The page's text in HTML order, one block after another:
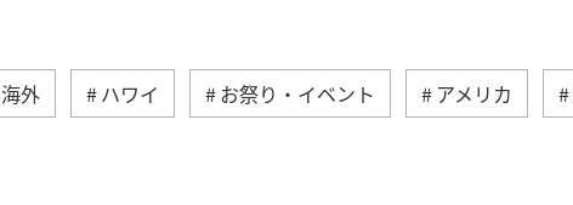
海外 ハワイ お祭り・イベント アメリカ